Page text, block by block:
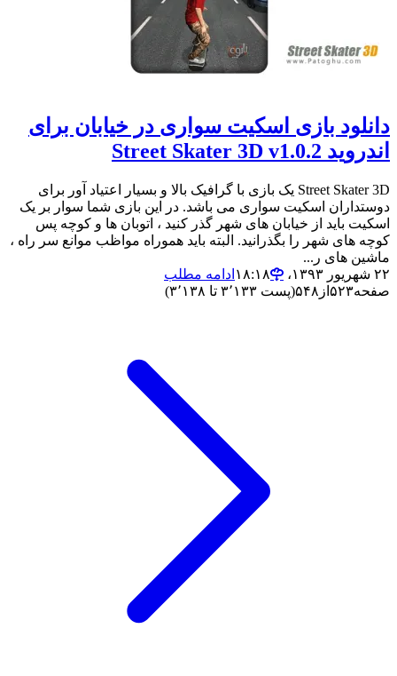
دانلود بازی اسکیت سواری در خیابان برای
اندروید Street Skater 3D v1.0.2
Street Skater 3D یک بازی با گرافیک بالا و بسیار اعتیاد آور برای
دوستداران اسکیت سواری می باشد. در این بازی شما سوار بر یک
اسکیت باید از خیابان های شهر گذر کنید ، اتوبان ها و کوچه پس
کوچه های شهر را بگذرانید. البته باید هموراه مواظب موانع سر راه ،
ماشین های ر...
۲۲ شهریور ۱۳۹۳،‏ ۱۸:۱۸
ادامه مطلب
صفحه۵۲۳ از ۵۴۸(پست ۳٬۱۳۳ تا ۳٬۱۳۸)